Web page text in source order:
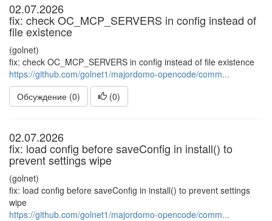
02.07.2026
fix: check OC_MCP_SERVERS in config instead of
file existence
(golnet)
fix: check OC_MCP_SERVERS in config instead of file existence
https://github.com/golnet1/majordomo-opencode/comm...
Обсуждение (0)
(0)
02.07.2026
fix: load config before saveConfig in install() to
prevent settings wipe
(golnet)
fix: load config before saveConfig in install() to prevent settings
wipe
https://github.com/golnet1/majordomo-opencode/comm...